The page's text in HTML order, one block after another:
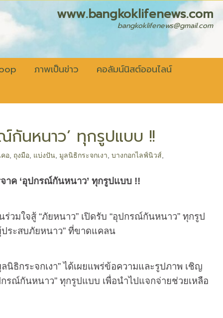
bangkoklifenews@gmail.com
ภาพเป็นข่าว คอลัมน์นิสต์ออนไลน์
กันหนาว’ ทุกรูปแบบ !!
อ ถุงมือ แบ่งปัน มูลนิธิกระจกเงา ,บางกอกไลฟ์นิวส์
าค ‘อุปกรณ์กันหนาว’ ทุกรูปแบบ !!
จสู้ “ภัยหนาว” เปิดรับ “อุปกรณ์กันหนาว” ทุกรูป
ประสบภัยหนาว” ที่ขาดแคลน
ะจกเงา” ได้เผยแพร่ข้อความและรูปภาพ เชิญ
กรณ์กันหนาว” ทุกรูปแบบ เพื่อนำไปแจกจ่ายช่วยเหลือ